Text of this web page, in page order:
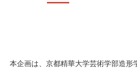
本企画は、京都精華大学芸術学部造形